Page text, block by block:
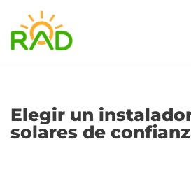
Saltar
al
Elegir un
solares de